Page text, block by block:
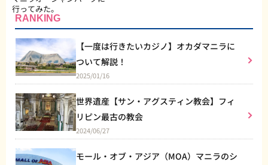
行ってみた。
RANKING
【一度は行きたいカジノ】オカダマニラに
ついて解説！
2025/01/16
世界遺産【サン・アグスティン教会】フィ
リピン最古の教会
2024/06/27
モール・オブ・アジア（MOA）マニラのシ